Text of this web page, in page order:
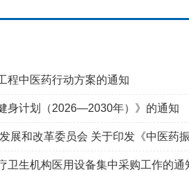
程中医药行动方案的通知
身计划（2026—2030年）》的通知
展和改革委员会 关于印发《中医药
卫生机构医用设备集中采购工作的通